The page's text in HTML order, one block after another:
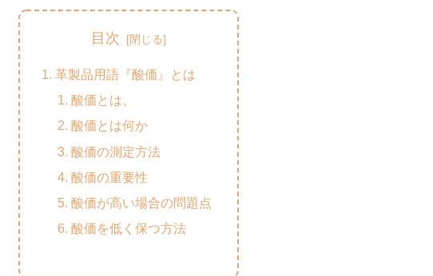
目次
革製品用語『酸価』とは
酸価とは。
酸価とは何か
酸価の測定方法
酸価の重要性
酸価が高い場合の問題点
酸価を低く保つ方法